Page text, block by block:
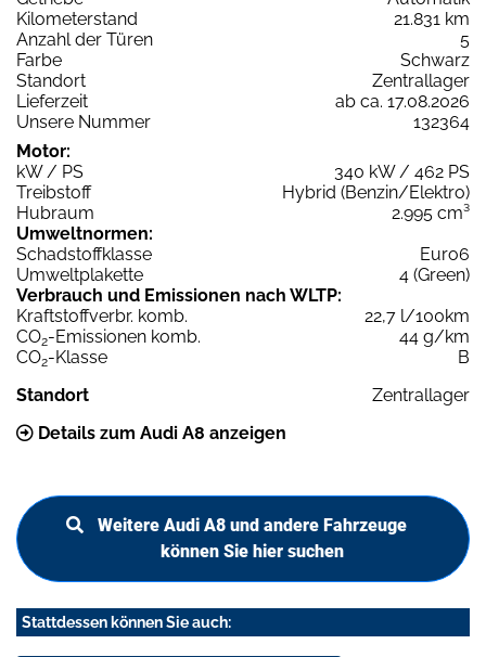
Kilometerstand
21.831 km
Anzahl der Türen
5
Farbe
Schwarz
Standort
Zentrallager
Lieferzeit
ab ca. 17.08.2026
Unsere Nummer
132364
Motor:
kW / PS
340 kW / 462 PS
Treibstoff
Hybrid (Benzin/Elektro)
Hubraum
2.995 cm³
Umweltnormen:
Schadstoffklasse
Euro6
Umweltplakette
4 (Green)
Verbrauch und Emissionen nach WLTP:
Kraftstoffverbr. komb.
22,7 l/100km
CO2-Emissionen komb.
44 g/km
CO2-Klasse
B
Standort
Zentrallager
Details zum Audi A8 anzeigen
Weitere Audi A8 und andere Fahrzeuge
können Sie hier suchen
Stattdessen können Sie auch: